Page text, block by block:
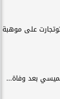
على موهبة
بعد وفاة...